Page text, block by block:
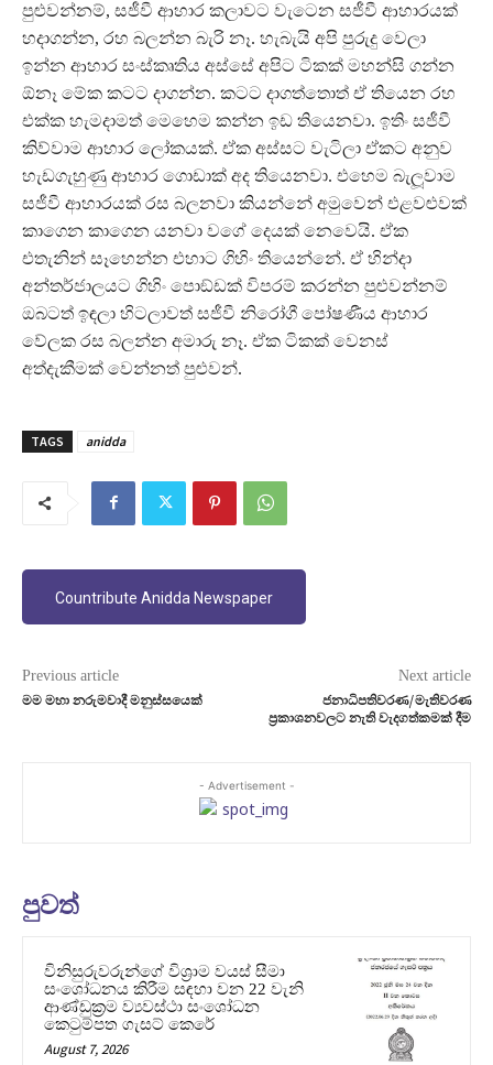
පුළුවන්නම්, සජීවී ආහාර කලාවට වැටෙන සජීවී ආහාරයක්
හදාගන්න, රහ බලන්න බැරි නෑ. හැබැයි අපි පුරුදු වෙලා
ඉන්න ආහාර සංස්කෘතිය අස්සේ අපිට ටිකක් මහන්සි ගන්න
ඕනෑ මේක කටට දාගන්න. කටට දාගත්තොත් ඒ තියෙන රහ
එක්ක හැමදාමත් මෙහෙම කන්න ඉඩ තියෙනවා. ඉතිං සජීවී
කිව්වාම ආහාර ලෝකයක්. ඒක අස්සට වැටිලා ඒකට අනුව
හැඩගැහුණු ආහාර ගොඩාක් අද තියෙනවා. එහෙම බැලූවාම
සජීවී ආහාරයක් රස බලනවා කියන්නේ අමුවෙන් එළවළුවක්
කාගෙන කාගෙන යනවා වගේ දෙයක් නෙවෙයි. ඒක
එතැනින් සෑහෙන්න එහාට ගිහිං තියෙන්නේ. ඒ හින්දා
අන්තර්ජාලයට ගිහිං පොඞ්ඩක් විපරම් කරන්න පුළුවන්නම්
ඔබටත් ඉඳලා හිටලාවත් සජීවී නිරෝගී පෝෂණීය ආහාර
වේලක රස බලන්න අමාරු නෑ. ඒක ටිකක් වෙනස්
අත්දැකීමක් වෙන්නත් පුළුවන්.
TAGS anidda
Countribute Anidda Newspaper
Previous article
මම මහා නරුමවාදී මනුස්සයෙක්
Next article
ජනාධිපතිවරණ/මැතිවරණ
ප‍්‍රකාශනවලට නැති වැදගත්කමක් දීම
- Advertisement -
පුවත්
විනිසුරුවරුන්ගේ විශ්‍රාම වයස් සීමා
සංශෝධනය කිරීම සඳහා වන 22 වැනි
ආණ්ඩුක්‍රම ව්‍යවස්ථා සංශෝධන
කෙටුම්පත ගැසට් කෙරේ
August 7, 2026